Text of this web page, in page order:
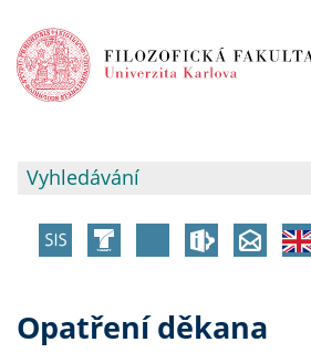
Opatření děkana